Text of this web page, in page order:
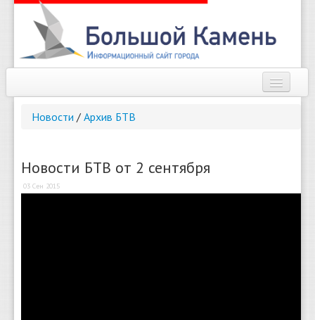
Справочник
Новости / Архив БТВ
Новости БТВ от 2 сентября
03 Сен 2015